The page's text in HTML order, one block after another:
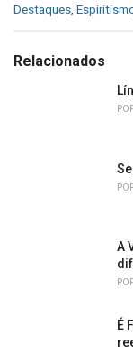
C
e
Destaques
Relacionados
A
É